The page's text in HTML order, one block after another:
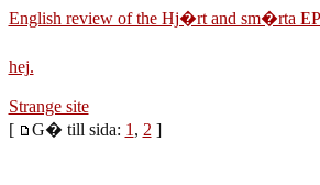
English review of the Hj�rt and sm�rta EP
hej.
Strange site
[
G� till sida: 1 , 2 ]